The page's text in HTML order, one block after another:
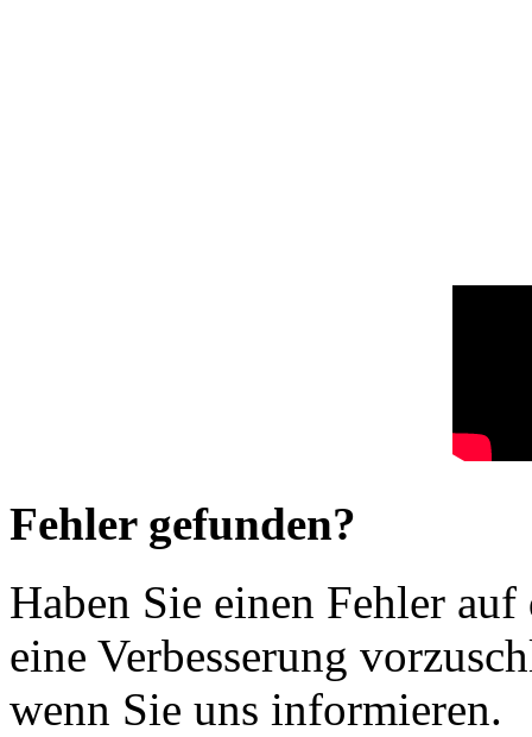
Fehler gefunden?
Haben Sie einen Fehler
eine Verbesserung
wenn Sie uns informieren.